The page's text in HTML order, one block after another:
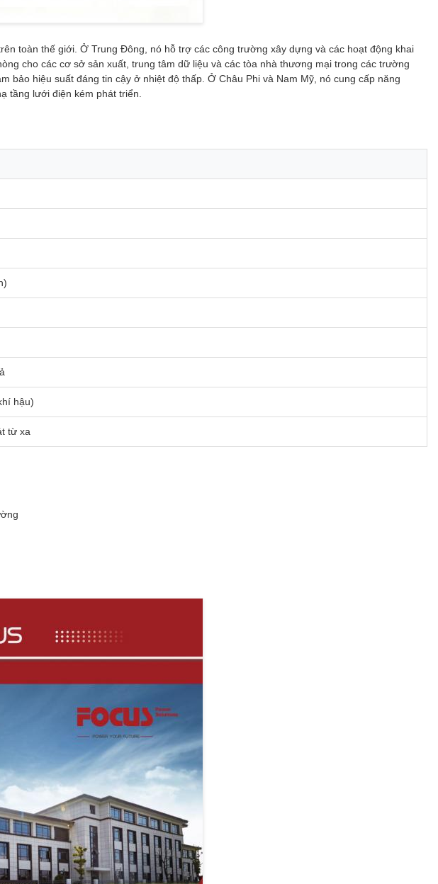
toàn thế giới. Ở Trung Đông, nó hỗ trợ các công trường xây dựng và các hoạt động khai
cho các cơ sở sản xuất, trung tâm dữ liệu và các tòa nhà thương mại trong các trường
hiệu suất đáng tin cậy ở nhiệt độ thấp. Ở Châu Phi và Nam Mỹ, nó cung cấp năng
tầng lưới điện kém phát triển.
hậu)
từ xa